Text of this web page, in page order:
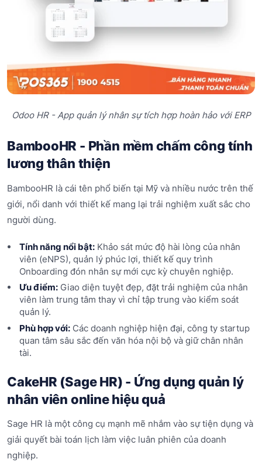
Odoo HR - App quản lý nhân sự tích hợp hoàn hảo với ERP
BambooHR - Phần mềm chấm công tính
lương thân thiện
BambooHR là cái tên phổ biến tại Mỹ và nhiều nước trên thế
giới, nổi danh với thiết kế mang lại trải nghiệm xuất sắc cho
người dùng.
Tính năng nổi bật:Khảo sát mức độ hài lòng của nhân
viên (eNPS), quản lý phúc lợi, thiết kế quy trình
Onboarding đón nhân sự mới cực kỳ chuyên nghiệp.
Ưu điểm:Giao diện tuyệt đẹp, đặt trải nghiệm của nhân
viên làm trung tâm thay vì chỉ tập trung vào kiểm soát
quản lý.
Phù hợp với:Các doanh nghiệp hiện đại, công ty startup
quan tâm sâu sắc đến văn hóa nội bộ và giữ chân nhân
tài.
CakeHR (Sage HR) - Ứng dụng quản lý
nhân viên online hiệu quả
Sage HR là một công cụ mạnh mẽ nhắm vào sự tiện dụng và
giải quyết bài toán lịch làm việc luân phiên của doanh
nghiệp.